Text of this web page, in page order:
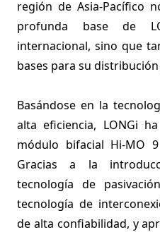
región de Asia-Pacífico
profunda base de
internacional, sino que
bases para su
Basándose en la
alta eficiencia, LONGi
módulo bifacial Hi-MO
Gracias a la
tecnología de
tecnología de
de alta confiabilidad, y